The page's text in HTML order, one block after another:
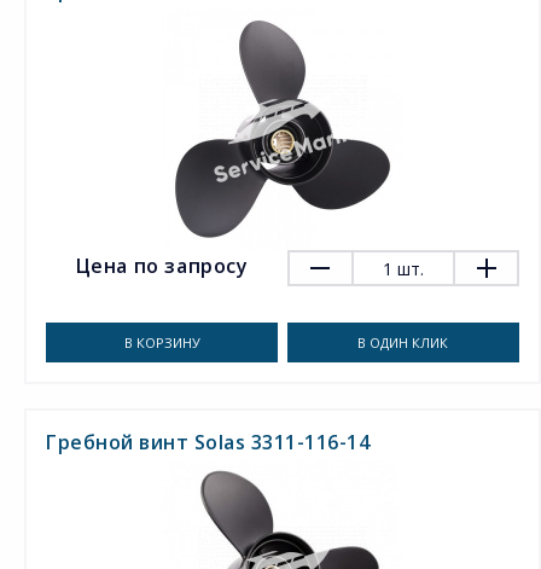
Цена по запросу 1 шт.
В КОРЗИНУ В ОДИН КЛИК
Гребной винт Solas 3311-116-14